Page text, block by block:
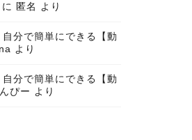
に 匿名 より
分で簡単にできる【動
より
分で簡単にできる【動
ぴー より